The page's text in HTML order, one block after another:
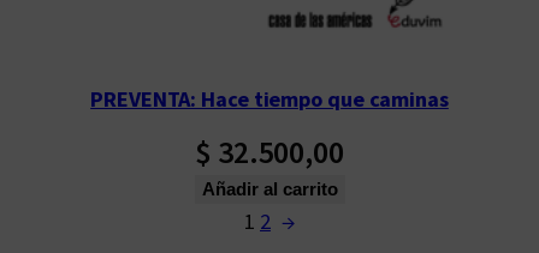
PREVENTA: Hace tiempo que caminas
$ 32.500,00
Añadir al carrito
1 2 →